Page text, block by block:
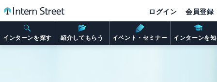
インターンを探す 紹介してもらう イベント・セミナー インターンを
ログイン 会員登録